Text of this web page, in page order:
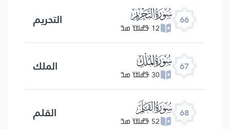
66 ﯯ
12 ߟߝߊߙߌ ߘߏ߫ التحریم
67 ﯰ
30 ߟߝߊߙߌ ߘߏ߫ الملك
68 ﯱ
52 ߟߝߊߙߌ ߘߏ߫ القلم